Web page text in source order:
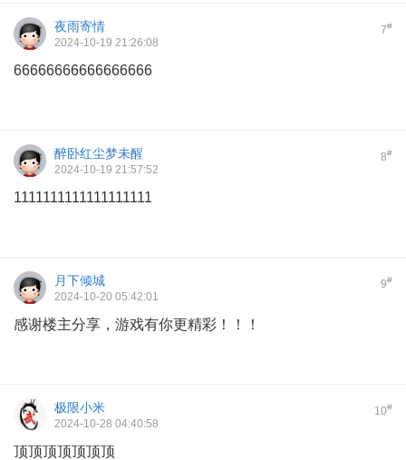
7#
夜雨寄情
2024-10-19 21:26:08
66666666666666666
8#
醉卧红尘梦未醒
2024-10-19 21:57:52
1111111111111111111
9#
月下倾城
2024-10-20 05:42:01
感谢楼主分享，游戏有你更精彩！！！
10#
极限小米
2024-10-28 04:40:58
顶顶顶顶顶顶顶